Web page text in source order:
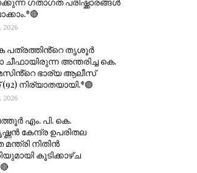
2026
പത്രത്തിൻ്റെ തൃശൂർ
അന്തരിച്ച കെ.
ഭാര്യ ആലീസ്
നിര്യാതയായി.*🟣
2026
എം. പി. കെ.
കേന്ദ്ര ഉപരിതല
നിതിൻ
കൂടിക്കാഴ്ച